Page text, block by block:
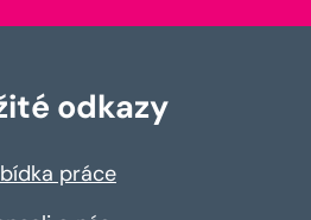
odkazy
práce